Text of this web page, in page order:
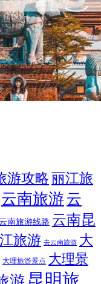
游攻略 丽江旅
云南旅游 云
南旅游线路 云南昆
旅游 去云南旅游 大
大理旅游景点 大理景
游 昆明旅